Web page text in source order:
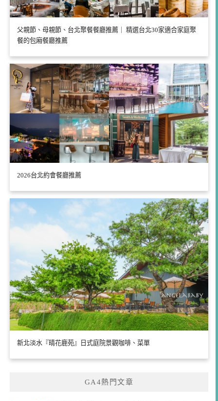
父親節、母親節、台北聚餐餐廳推薦｜ 精選台北30家適合家庭聚
餐的包廂餐廳推薦
2026台北約會餐廳推薦
新北淡水『晴花鹿苑』日式庭院景觀咖啡、菜單
GA4熱門文章